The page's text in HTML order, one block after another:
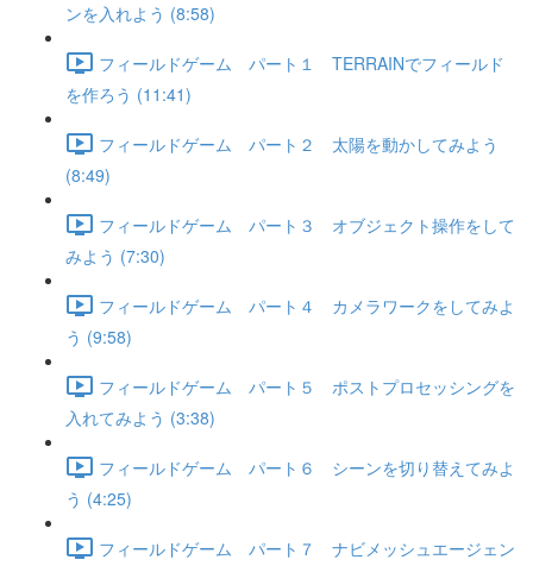
ンを入れよう (8:58)
フィールドゲーム パート１ TERRAINでフィールド
を作ろう (11:41)
フィールドゲーム パート２ 太陽を動かしてみよう
(8:49)
フィールドゲーム パート３ オブジェクト操作をして
みよう (7:30)
フィールドゲーム パート４ カメラワークをしてみよ
う (9:58)
フィールドゲーム パート５ ポストプロセッシングを
入れてみよう (3:38)
フィールドゲーム パート６ シーンを切り替えてみよ
う (4:25)
フィールドゲーム パート７ ナビメッシュエージェン